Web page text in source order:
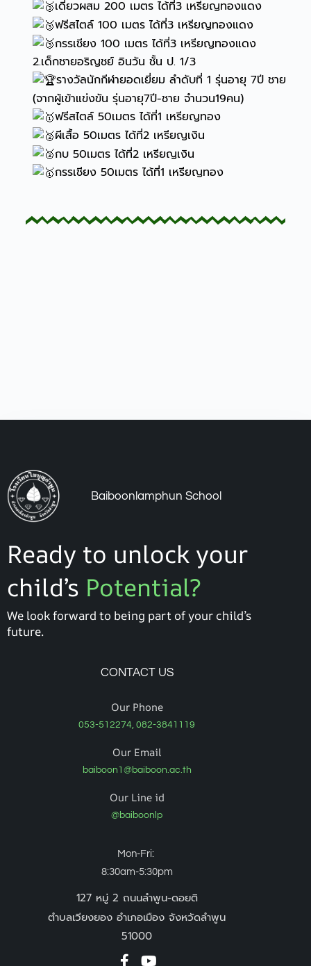
เดี่ยวผสม 200 เมตร ได้ที่3 เหรียญทองแดง
ฟรีสไตล์ 100 เมตร ได้ที่3 เหรียญทองแดง
กรรเชียง 100 เมตร ได้ที่3 เหรียญทองแดง
2.เด็กชายอริญชย์ อินวัน ชั้น ป. 1/3
รางวัลนักกีฬายอดเยี่ยม ลำดับที่ 1 รุ่นอายุ 7ปี ชาย
(จากผู้เข้าแข่งขัน รุ่นอายุ7ปี-ชาย จำนวน19คน)
ฟรีสไตล์ 50เมตร ได้ที่1 เหรียญทอง
ผีเสื้อ 50เมตร ได้ที่2 เหรียญเงิน
กบ 50เมตร ได้ที่2 เหรียญเงิน
กรรเชียง 50เมตร ได้ที่1 เหรียญทอง
Baiboonlamphun School
Ready to unlock your
child’s Potential?
We look forward to being part of your child’s
future.
CONTACT US
Our Phone
053-512274, 082-3841119
Our Email
baiboon1@baiboon.ac.th
Our Line id
@baiboonlp
Mon-Fri:
8:30am-5:30pm
127 หมู่ 2 ถนนลำพูน-ดอยติ
ตำบลเวียงยอง อำเภอเมือง จังหวัดลำพูน
51000